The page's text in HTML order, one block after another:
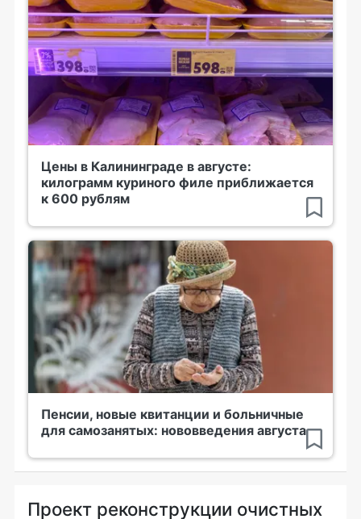
Цены в Калининграде в августе:
килограмм куриного филе приближается
к 600 рублям
Пенсии, новые квитанции и больничные
для самозанятых: нововведения августа
Проект реконструкции очистных